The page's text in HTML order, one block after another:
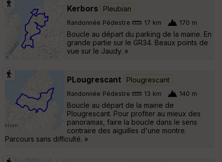
Kerbors Pleubian
Randonnée Pédestre 17 km 170 m
Boucle au départ du parking de la mairie. En
grande partie sur le GR34. Beaux points de
vue sur le Jaudy. »
PLougrescant Plougrescant
Randonnée Pédestre 13 km 140 m
Boucle au départ de la mairie de
Plougrescant. Pour profiter au mieux des
panoramas, faire la boucle dans le sens
contraire des aiguilles d'une montre.
Parcours sans difficulté. »